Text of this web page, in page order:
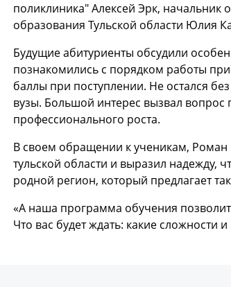
поликлиника" Алексей Эрк, начальник
образования Тульской области Юлия
Будущие абитуриенты обсудили
познакомились с порядком работы
баллы при поступлении. Не остался
вузы. Большой интерес вызвал
профессионального роста.
В своем обращении к ученикам, Роман
тульской области и выразил надежду,
родной регион, который предлагает
«А наша программа обучения
Что вас будет ждать: какие